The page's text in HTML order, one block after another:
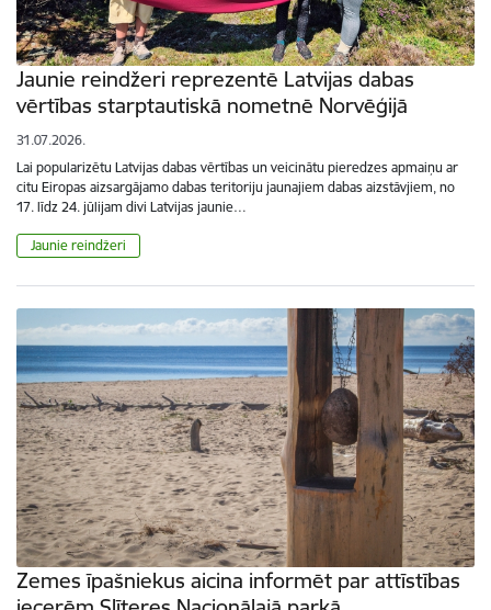
Jaunie reindžeri reprezentē Latvijas dabas
vērtības starptautiskā nometnē Norvēģijā
31.07.2026.
Lai popularizētu Latvijas dabas vērtības un veicinātu pieredzes apmaiņu ar
citu Eiropas aizsargājamo dabas teritoriju jaunajiem dabas aizstāvjiem, no
17. līdz 24. jūlijam divi Latvijas jaunie…
Jaunie reindžeri
Zemes īpašniekus aicina informēt par attīstības